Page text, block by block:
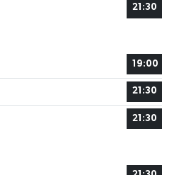
21:30
19:00
21:30
21:30